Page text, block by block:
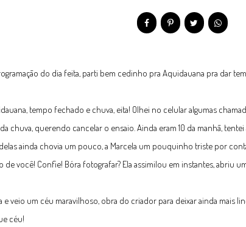
do dia feita, parti bem cedinho pra Aquidauana pra dar
tempo fechado e chuva, eita! Olhei no celular algumas
chuva, querendo cancelar o ensaio. Ainda eram 10 da manhã,
ainda chovia um pouco, a Marcela um pouquinho triste por
de você! Confie! Bóra fotografar? Ela assimilou em instantes, abriu
veio um céu maravilhoso, obra do criador para deixar ainda mais
céu!